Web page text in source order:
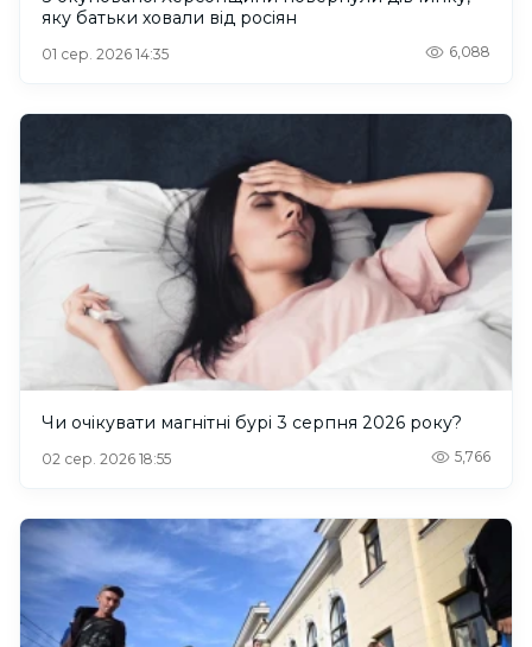
яку батьки ховали від росіян
01 сер. 2026 14:35 6,088
Чи очікувати магнітні бурі 3 серпня 2026 року?
02 сер. 2026 18:55 5,766